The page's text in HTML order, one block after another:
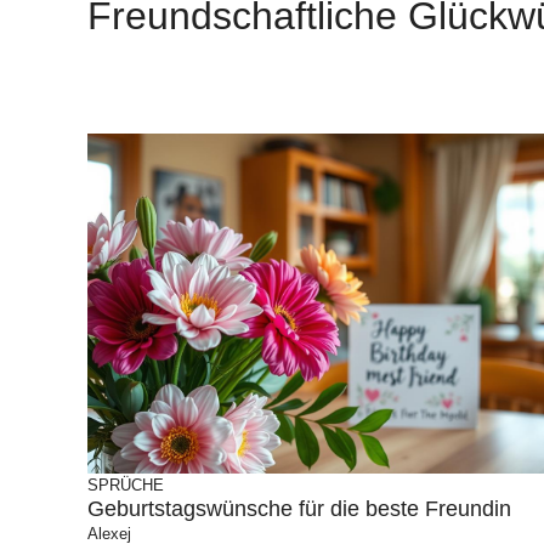
Freundschaftliche
SPRÜCHE
Geburtstagswünsche für die beste Freundin
Alexej